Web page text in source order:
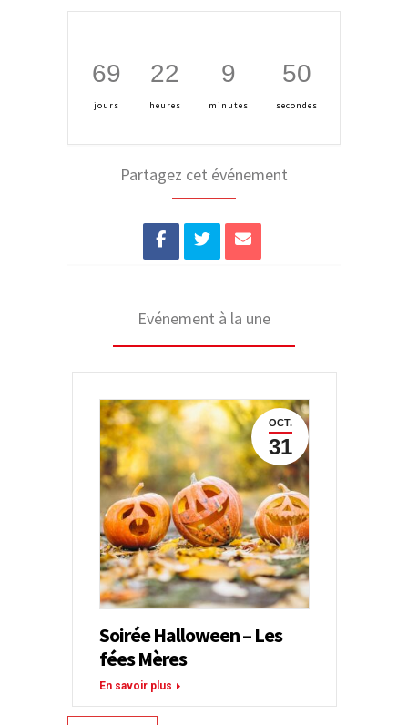
69
jours
22
heures
9
minutes
50
secondes
Partagez cet événement
Evénement à la une
OCT.
31
Soirée Halloween – Les
fées Mères
En savoir plus